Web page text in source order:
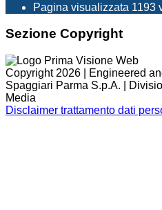
Pagina visualizzata 1193
Sezione Copyright
Copyright 2026 | Engineered
Spaggiari Parma S.p.A. |
Media
Disclaimer trattamento dati